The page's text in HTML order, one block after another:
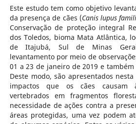
Este estudo tem como objetivo
da presença de cães (Canis lupus
Conservação de proteção integral
dos Toledos, bioma Mata Atlântica,
de Itajubá, Sul de Minas
levantamento por meio de
01 a 23 de janeiro de 2019 e
Deste modo, são apresentados
impactos que os cães causam
vertebrados em fragmentos
necessidade de ações contra a
áreas protegidas, uma vez podem